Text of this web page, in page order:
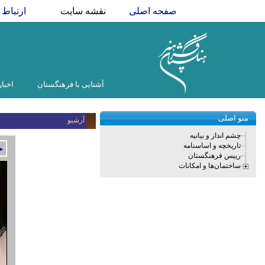
صفحه اصلی نقشه سایت
آشنایی با فرهنگستان
آرشیو منو اصلی
چشم انداز و بیانیه
تاریخچه و اساسنامه
رییس فرهنگستان
ساختمان‌ها و امکانات